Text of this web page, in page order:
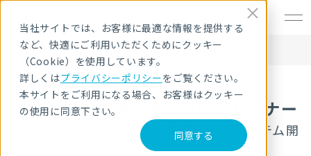
当社サイトでは、お客様に最適な情報を提供する
など、快適にご利用いただくためにクッキー
（Cookie）を使用しています。
詳しくはプライバシーポリシーをご覧ください。
本サイトをご利用になる場合、お客様はクッキー
の使用に同意下さい。
同意する
HOME
セキュリティセミナー・イベント
プロダクト開発セキュリティセミナー
プロダクト開発セキュリティセミナー
～JCBが語る、SECチームを活かしたシステム開
発～